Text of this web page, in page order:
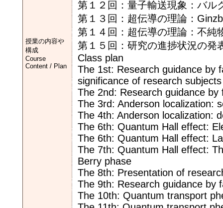
授業の内容や
構成
Course
Content / Plan
第１２回：量子輸送現象：バル
第１３回：超伝導の理論：
第１４回：超伝導の理論：不純
第１５回：研究の進捗状況の発
Class plan
The 1st: Research guidance by
significance of research subjects
The 2nd: Research guidance
The 3rd: Anderson localization:
The 4th: Anderson localization:
The 6th: Quantum Hall effect:
The 6th: Quantum Hall effect:
The 7th: Quantum Hall effect:
Berry phase
The 8th: Presentation of
The 9th: Research guidance by
The 10th: Quantum transport